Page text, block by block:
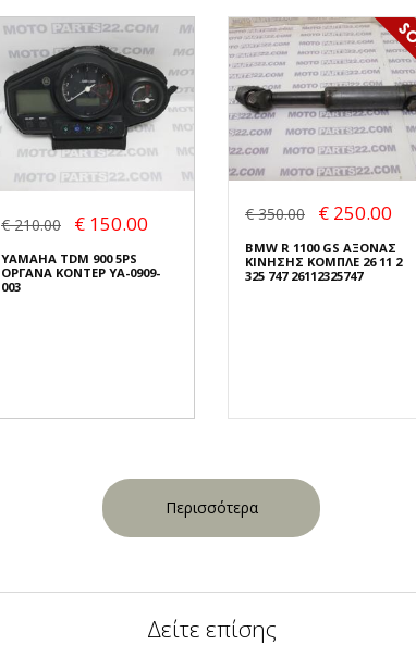
€ 210.00 € 150.00
YAMAHA TDM 900 5PS
ΟΡΓΑΝΑ ΚΟΝΤΕΡ YA-0909-
003
€ 350.00 € 250.00
BMW R 1100 GS ΑΞΟΝΑΣ
ΚΙΝΗΣΗΣ ΚΟΜΠΛΕ 26 11 2
325 747 26112325747
Περισσότερα
Δείτε επίσης